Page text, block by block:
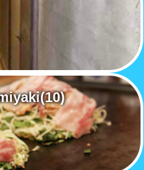
(10)